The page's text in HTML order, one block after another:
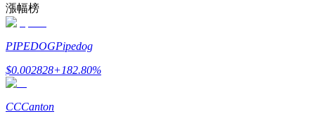
成為跟單交易員
漲幅榜
PIPEDOGPipedog
$0.002828+182.80%
CCCanton